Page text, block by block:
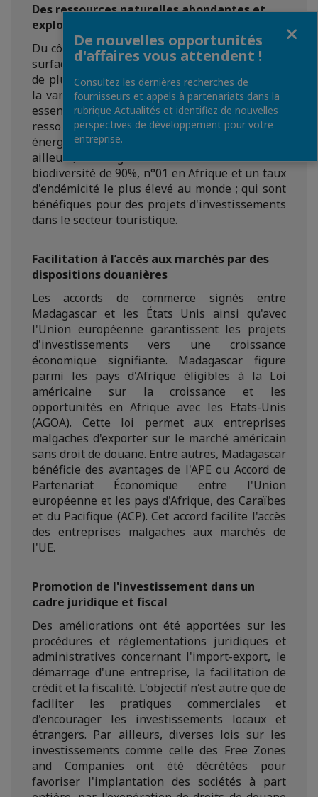
Des ressources naturelles abondantes et
exploitables
Du côté de l'agriculture, l'Île dispose de vastes
surfaces cultivables adaptées à l'exploitation
de plusieurs produits agricoles tels que le riz,
la vanille, le girofle, le cacao, le café et l'huile
essentielle.... Sans oublier la richesse en
ressources halieutiques, minières et
énergétiques propices aux exploitations. Par
ailleurs, Madagascar détient un taux de
biodiversité de 90%, n°01 en Afrique et un taux
d'endémicité le plus élevé au monde ; qui sont
bénéfiques pour des projets d'investissements
dans le secteur touristique.
Facilitation à l’accès aux marchés par des
dispositions douanières
Les accords de commerce signés entre
Madagascar et les États Unis ainsi qu'avec
l'Union européenne garantissent les projets
d'investissements vers une croissance
économique signifiante. Madagascar figure
parmi les pays d'Afrique éligibles à la Loi
américaine sur la croissance et les
opportunités en Afrique avec les Etats-Unis
(AGOA). Cette loi permet aux entreprises
malgaches d'exporter sur le marché américain
sans droit de douane. Entre autres, Madagascar
bénéficie des avantages de l'APE ou Accord de
Partenariat Économique entre l'Union
européenne et les pays d'Afrique, des Caraïbes
et du Pacifique (ACP). Cet accord facilite l'accès
des entreprises malgaches aux marchés de
l'UE.
Promotion de l'investissement dans un
cadre juridique et fiscal
Des améliorations ont été apportées sur les
procédures et réglementations juridiques et
administratives concernant l'import-export, le
démarrage d'une entreprise, la facilitation de
crédit et la fiscalité. L'objectif n'est autre que de
faciliter les pratiques commerciales et
d'encourager les investissements locaux et
étrangers. Par ailleurs, diverses lois sur les
investissements comme celle des Free Zones
and Companies ont été décrétées pour
favoriser l'implantation des sociétés à part
De nouvelles opportunités
d'affaires vous attendent !
Consultez les dernières recherches de
fournisseurs et appels à partenariats dans la
rubrique Actualités et identifiez de nouvelles
perspectives de développement pour votre
entreprise.